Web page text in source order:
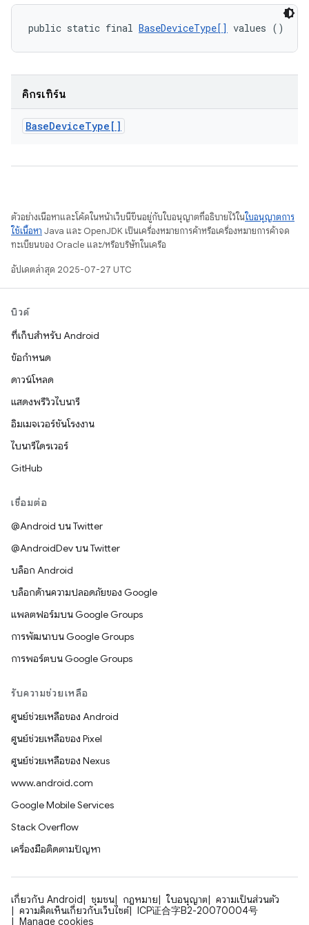
public static final BaseDeviceType[] values ()
คิกรีเทิร์น
BaseDeviceType[]
ตัวอย่างเนื้อหาและโค้ดในหน้าเว็บนี้ขึ้นอยู่กับใบอนุญาตที่อธิบายไว้ในใบอนุญาตการ
ใช้เนื้อหา Java และ OpenJDK เป็นเครื่องหมายการค้าหรือเครื่องหมายการค้าจด
ทะเบียนของ Oracle และ/หรือบริษัทในเครือ
อัปเดตล่าสุด 2025-07-27 UTC
บิวด์
ที่เก็บสำหรับ Android
ข้อกำหนด
ดาวน์โหลด
แสดงพรีวิวไบนารี
อิมเมจเวอร์ชันโรงงาน
ไบนารีไดรเวอร์
GitHub
เชื่อมต่อ
@Android บน Twitter
@AndroidDev บน Twitter
บล็อก Android
บล็อกด้านความปลอดภัยของ Google
แพลตฟอร์มบน Google Groups
การพัฒนาบน Google Groups
การพอร์ตบน Google Groups
รับความช่วยเหลือ
ศูนย์ช่วยเหลือของ Android
ศูนย์ช่วยเหลือของ Pixel
ศูนย์ช่วยเหลือของ Nexus
www.android.com
Google Mobile Services
Stack Overflow
เครื่องมือติดตามปัญหา
เกี่ยวกับ Android ชุมชน กฎหมาย ใบอนุญาต
ความเป็นส่วนตัว
ความคิดเห็นเกี่ยวกับเว็บไซต์
ICP证合字B2-20070004号
Manage cookies